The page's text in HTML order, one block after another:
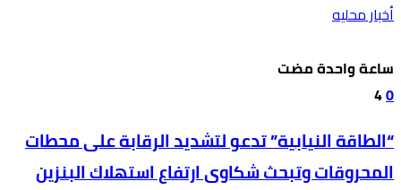
أخبار محليه
‫‫‫‏‫ساعة واحدة مضت‬
0
4
“الطاقة النيابية” تدعو لتشديد الرقابة على محطات
المحروقات وتبحث شكاوى ارتفاع استهلاك البنزين